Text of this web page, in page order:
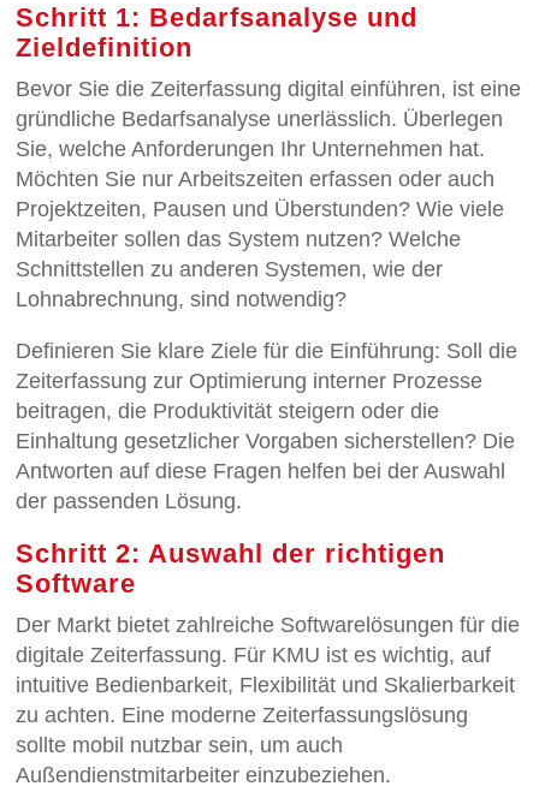
Schritt 1: Bedarfsanalyse und
Zieldefinition
Bevor Sie die Zeiterfassung digital einführen, ist eine
gründliche Bedarfsanalyse unerlässlich. Überlegen
Sie, welche Anforderungen Ihr Unternehmen hat.
Möchten Sie nur Arbeitszeiten erfassen oder auch
Projektzeiten, Pausen und Überstunden? Wie viele
Mitarbeiter sollen das System nutzen? Welche
Schnittstellen zu anderen Systemen, wie der
Lohnabrechnung, sind notwendig?
Definieren Sie klare Ziele für die Einführung: Soll die
Zeiterfassung zur Optimierung interner Prozesse
beitragen, die Produktivität steigern oder die
Einhaltung gesetzlicher Vorgaben sicherstellen? Die
Antworten auf diese Fragen helfen bei der Auswahl
der passenden Lösung.
Schritt 2: Auswahl der richtigen
Software
Der Markt bietet zahlreiche Softwarelösungen für die
digitale Zeiterfassung. Für KMU ist es wichtig, auf
intuitive Bedienbarkeit, Flexibilität und Skalierbarkeit
zu achten. Eine moderne Zeiterfassungslösung
sollte mobil nutzbar sein, um auch
Außendienstmitarbeiter einzubeziehen.